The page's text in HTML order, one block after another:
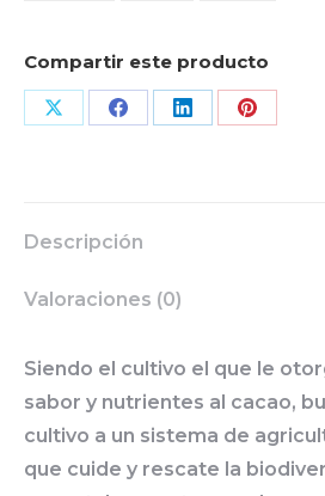
Compartir este producto
Share Share Share Share
Descripción
Valoraciones (0)
Siendo el cultivo el que le
sabor y nutrientes al cacao,
cultivo a un sistema de
que cuide y rescate la